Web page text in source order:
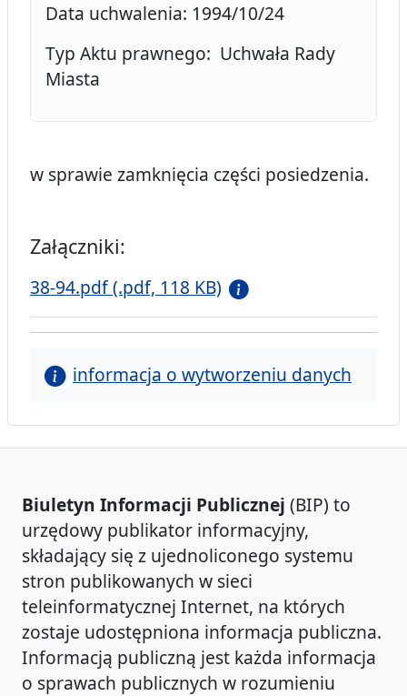
Data uchwalenia: 1994/10/24
Typ Aktu prawnego: Uchwała Rady
Miasta
w sprawie zamknięcia części posiedzenia.
Załączniki:
38-94.pdf (.pdf, 118 KB)
informacja o wytworzeniu danych
Biuletyn Informacji Publicznej (BIP) to
urzędowy publikator informacyjny,
składający się z ujednoliconego systemu
stron publikowanych w sieci
teleinformatycznej Internet, na których
zostaje udostępniona informacja publiczna.
Informacją publiczną jest każda informacja
o sprawach publicznych w rozumieniu